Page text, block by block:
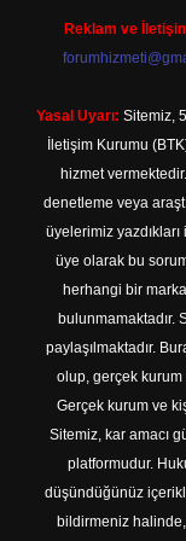
Reklam ve
Yasal Uyarı: Sitemiz,
İletişim Kurumu
hizmet
denetleme veya
üyelerimiz
üye olarak bu
herhangi bir
bulunmamaktadır.
paylaşılmaktadır.
olup, gerçek kurum
Gerçek kurum ve
Sitemiz, kar amacı
platformudur.
düşündüğünüz
bildirmeniz